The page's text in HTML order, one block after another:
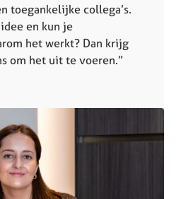
toegankelijke collega’s.
en kun je
het werkt? Dan krijg
om het uit te voeren.”